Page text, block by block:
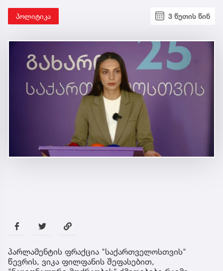
პოლიტიკა 3 წუთის წინ
პარლამენტის ფრაქცია "საქართველოსთვის"
წევრის, ვიკა ფილფანის შეფასებით,